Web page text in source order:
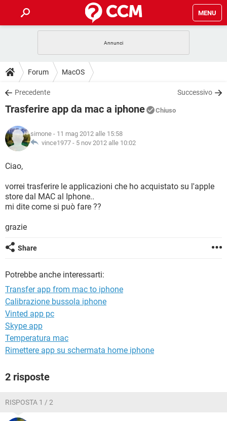
MENU
INTRATTENIMENTO
iOS
INSTAGRAM WHATSAPP
TIKTOK
HARDWARE
GUIDE
COVID-19
INSTAGRAM WHATSAPP
TIKTOK
HARDWARE
DOWNLOAD
COVID-19 GAMING
INTRATTENIMENTO
iOS WINDOWS 10
INSTAGRAM
HARDWARE
COVID-19 GAMING
INTRATTENIMENTO
iOS
INSTAGRAM WHATSAPP
TIKTOK
GLOSSARIO
COVID-19
iOS
TIKTOK
HARDWARE
Forum MacOS
Precedente Successivo
Trasferire app da mac a iphone Chiuso
simone - 11 mag 2012 alle 15:58
vince1977 - 5 nov 2012 alle 10:02
Ciao,
vorrei trasferire le applicazioni che ho acquistato su l'apple
store dal MAC al Iphone..
mi dite come si può fare ??
grazie
Share
Potrebbe anche interessarti:
Transfer app from mac to iphone
Calibrazione bussola iphone
Vinted app pc
Skype app
Temperatura mac
Rimettere app su schermata home iphone
2 risposte
RISPOSTA 1 / 2